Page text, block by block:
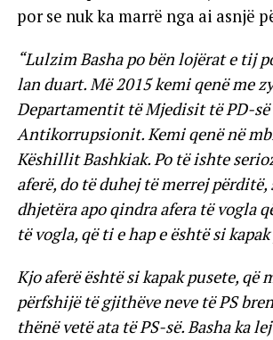
por se nuk ka marrë nga ai asnjë
“Lulzim Basha po bën lojërat e tij
lan duart. Më 2015 kemi qenë me
Departamentit të Mjedisit të PD-së
Antikorrupsionit. Kemi qenë në
Këshillit Bashkiak. Po të ishte
aferë, do të duhej të merrej përditë,
dhjetëra apo qindra afera të vogla
të vogla, që ti e hap e është si
Kjo aferë është si kapak pusete, që
përfshijë të gjithëve neve të PS
thënë vetë ata të PS-së. Basha ka